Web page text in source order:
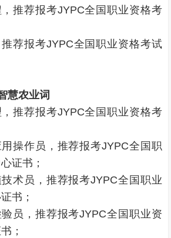
推荐报考JYPC全国职业资格考
荐报考JYPC全国职业资格考试
慧农业词
推荐报考JYPC全国职业资格考
操作员，推荐报考JYPC全国职
证书；
术员，推荐报考JYPC全国职业
书；
员，推荐报考JYPC全国职业资
；